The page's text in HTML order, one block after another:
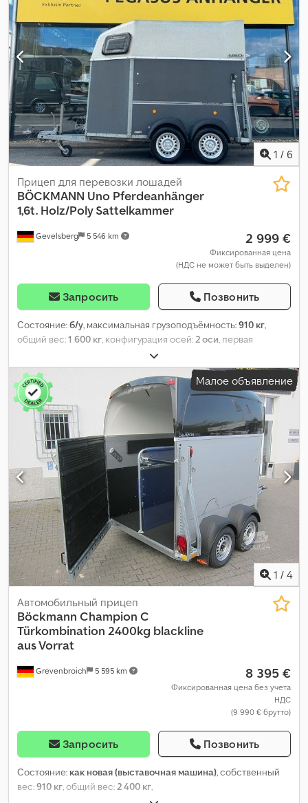
1 / 6
Gevelsberg 5 546 km
Прицеп для перевозки лошадей
BÖCKMANN Uno Pferdeanhänger
1,6t. Holz/Poly Sattelkammer
2 999 €
Фиксированная цена
(НДС не может быть выделен)
Запросить Позвонить
Состояние:б/у, максимальная грузоподъёмность:910 кг,
общий вес:1 600 кг, конфигурация осей:2 оси, первая
, следующая проверка (TÜV):
длина грузового отсека:3 222 мм, ширина пространства для
загрузки:
, высота грузового отсека:2 310 мм, общая
ширина:
, общая высота: 2 886 мм,
Малое объявление
1 / 4
Grevenbroich 5 595 km
Автомобильный прицеп
Böckmann Champion C
Türkombination 2400kg blackline
aus Vorrat
8 395 €
Фиксированная цена без учета
НДС
(9 990 € брутто)
Запросить Позвонить
Состояние: как новая (выставочная машина), собственный
вес:910 кг , общий вес: 2 400 кг